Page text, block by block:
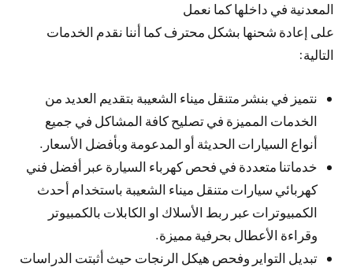
المعدنية في داخلها كما نعمل
على إعادة شحنها بشكل محترف كما أننا نقدم الخدمات
التالية:
نتميز في بنشر متنقل ميناء الشعيبة بتقديم العديد من
الخدمات المميزة في تصليح كافة المشاكل في جميع
أنواع السيارات الحديثة أو المدعومة وبأفضل الأسعار.
خدماتنا متعددة في فحص كهرباء السيارة عبر أفضل فني
كهربائي سيارات متنقل ميناء الشعيبة باستخدام أحدث
الكمبيوترات عبر ربط الأسلاك او الكابلات بالكمبيوتر
وقراءة الأعطال بحرفية مميزة.
تبديل التواير وفحص هيكل الرنجات حيث أثبتت الدراسات